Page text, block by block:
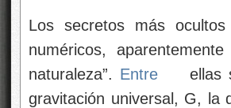
Los secretos más
numéricos,
naturaleza”. Entre
ellas
gravitación universal, G, la